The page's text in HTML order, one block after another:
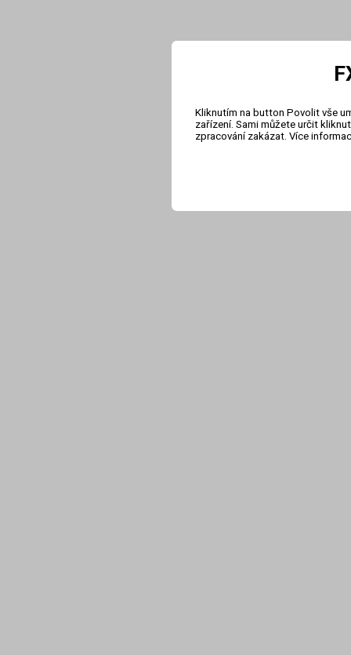
Kliknutím na button Povolit vše
zařízení. Sami můžete určit
zpracování zakázat. Více